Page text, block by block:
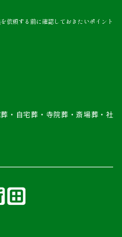
依頼する前に確認しておきたいポイント
・自宅葬・寺院葬・斎場葬・社